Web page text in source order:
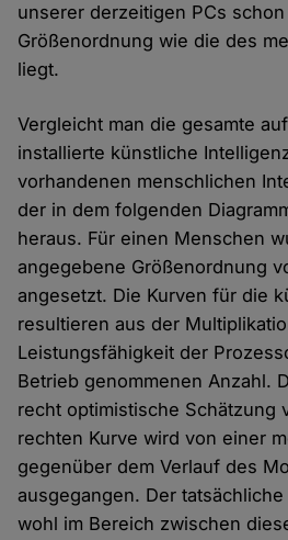
unserer derzeitigen PCs
Größenordnung wie die des
liegt.
Vergleicht man die gesamte
installierte künstliche
vorhandenen menschlichen
der in dem folgenden
heraus. Für einen Menschen
angegebene Größenordnung
angesetzt. Die Kurven für die
resultieren aus der
Leistungsfähigkeit der
Betrieb genommenen Anzahl.
recht optimistische Schätzung
rechten Kurve wird von einer
gegenüber dem Verlauf des
ausgegangen. Der
wohl im Bereich zwischen